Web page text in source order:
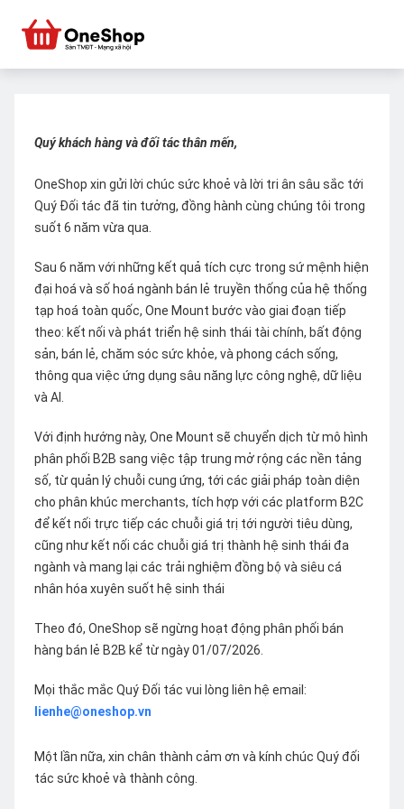
Quý khách hàng và đối tác thân mến,
OneShop xin gửi lời chúc sức khoẻ và lời tri ân sâu sắc tới
Quý Đối tác đã tin tưởng, đồng hành cùng chúng tôi trong
suốt 6 năm vừa qua.
Sau 6 năm với những kết quả tích cực trong sứ mệnh hiện
đại hoá và số hoá ngành bán lẻ truyền thống của hệ thống
tạp hoá toàn quốc, One Mount bước vào giai đoạn tiếp
theo: kết nối và phát triển hệ sinh thái tài chính, bất động
sản, bán lẻ, chăm sóc sức khỏe, và phong cách sống,
thông qua việc ứng dụng sâu năng lực công nghệ, dữ liệu
và AI.
Với định hướng này, One Mount sẽ chuyển dịch từ mô hình
phân phối B2B sang việc tập trung mở rộng các nền tảng
số, từ quản lý chuỗi cung ứng, tới các giải pháp toàn diện
cho phân khúc merchants, tích hợp với các platform B2C
để kết nối trực tiếp các chuỗi giá trị tới người tiêu dùng,
cũng như kết nối các chuỗi giá trị thành hệ sinh thái đa
ngành và mang lại các trải nghiệm đồng bộ và siêu cá
nhân hóa xuyên suốt hệ sinh thái
Theo đó, OneShop sẽ ngừng hoạt động phân phối bán
hàng bán lẻ B2B kể từ ngày 01/07/2026.
Mọi thắc mắc Quý Đối tác vui lòng liên hệ email:
lienhe@oneshop.vn
Một lần nữa, xin chân thành cảm ơn và kính chúc Quý đối
tác sức khoẻ và thành công.